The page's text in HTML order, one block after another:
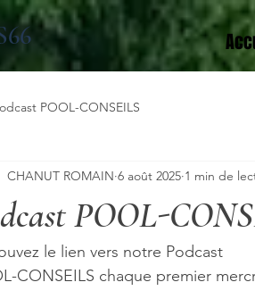
POOL-CONSEILS
POOL-
CHANUT ROMAIN 6 août 2025 1 min de
le lien vers notre Podcast
CONSEILS chaque premier